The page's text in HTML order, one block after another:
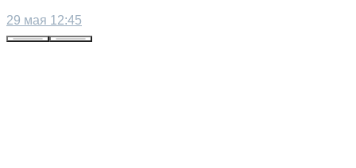
29 мая 12:45